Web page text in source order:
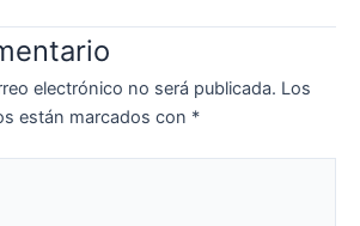
electrónico no será publicada. Los
están marcados con *